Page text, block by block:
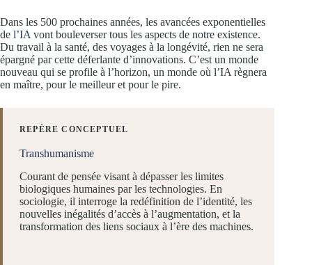
Dans les 500 prochaines années, les avancées exponentielles
de l’IA vont bouleverser tous les aspects de notre existence.
Du travail à la santé, des voyages à la longévité, rien ne sera
épargné par cette déferlante d’innovations. C’est un monde
nouveau qui se profile à l’horizon, un monde où l’IA règnera
en maître, pour le meilleur et pour le pire.
REPÈRE CONCEPTUEL
Transhumanisme
Courant de pensée visant à dépasser les limites
biologiques humaines par les technologies. En
sociologie, il interroge la redéfinition de l’identité, les
nouvelles inégalités d’accès à l’augmentation, et la
transformation des liens sociaux à l’ère des machines.